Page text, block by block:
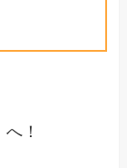
！